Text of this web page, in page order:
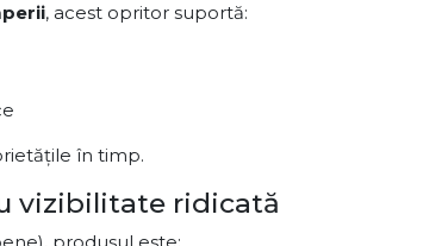
, acest opritor suportă:
în timp.
vizibilitate ridicată